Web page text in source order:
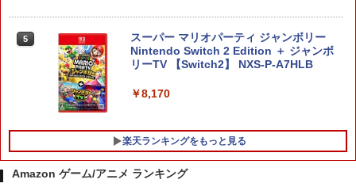
5
スーパー マリオパーティ ジャンボリー
Nintendo Switch 2 Edition ＋ ジャンボ
リーTV 【Switch2】 NXS-P-A7HLB
￥8,170
楽天ランキングをもっと見る
Amazon ゲーム/アニメ ランキング